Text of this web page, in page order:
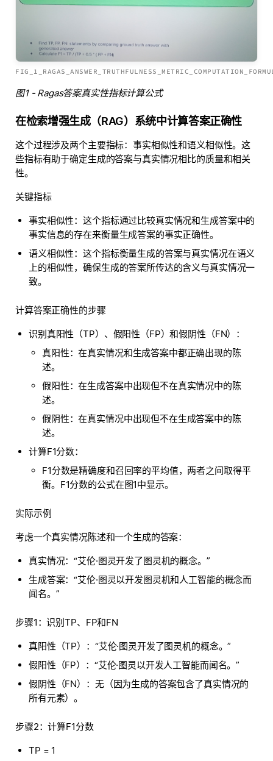
图1 - Ragas答案真实性指标计算公式
在检索增强生成（RAG）系统中计算答案正确性
这个过程涉及两个主要指标：事实相似性和语义相似性。这
些指标有助于确定生成的答案与真实情况相比的质量和相关
性。
关键指标
事实相似性：这个指标通过比较真实情况和生成答案中的
事实信息的存在来衡量生成答案的事实正确性。
语义相似性：这个指标衡量生成的答案与真实情况在语义
上的相似性，确保生成的答案所传达的含义与真实情况一
致。
计算答案正确性的步骤
识别真阳性（TP）、假阳性（FP）和假阴性（FN）：
真阳性：在真实情况和生成答案中都正确出现的陈
述。
假阳性：在生成答案中出现但不在真实情况中的陈
述。
假阴性：在真实情况中出现但不在生成答案中的陈
述。
计算F1分数：
F1分数是精确度和召回率的平均值，两者之间取得平
衡。F1分数的公式在图1中显示。
实际示例
考虑一个真实情况陈述和一个生成的答案：
真实情况：“艾伦·图灵开发了图灵机的概念。”
生成答案：“艾伦·图灵以开发图灵机和人工智能的概念而
闻名。”
步骤1：识别TP、FP和FN
真阳性（TP）：“艾伦·图灵开发了图灵机的概念。”
假阳性（FP）：“艾伦·图灵以开发人工智能而闻名。”
假阴性（FN）：无（因为生成的答案包含了真实情况的
所有元素）。
步骤2：计算F1分数
TP = 1